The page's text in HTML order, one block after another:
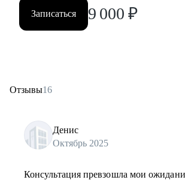
Записаться 9 000 ₽
Отзывы16
Денис
Октябрь 2025
Консультация превзошла мои